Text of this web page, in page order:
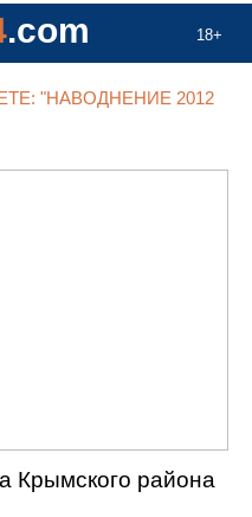
18+
.com
"НАВОДНЕНИЕ 2012
Крымского района